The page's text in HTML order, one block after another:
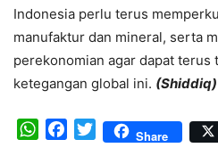
Indonesia perlu terus
manufaktur dan mineral, serta
perekonomian agar dapat terus
ketegangan global ini. (Shiddiq)
WhatsAppFacebook
TwitterShare